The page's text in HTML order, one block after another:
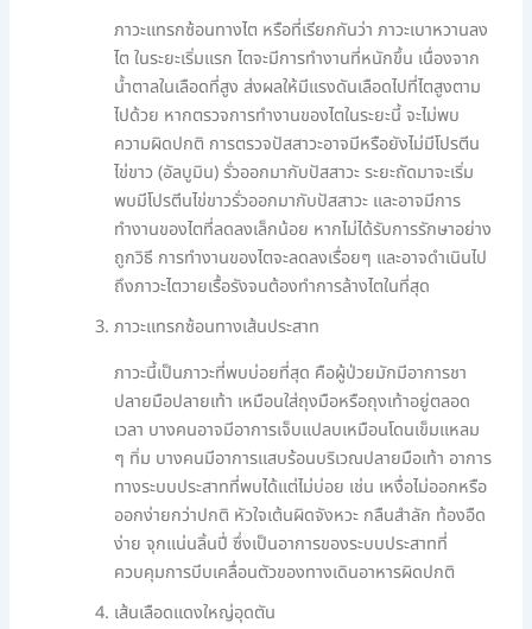
ภาวะแทรกซ้อนทางไต หรือที่เรียกกันว่า ภาวะเบาหวานลง
ไต ในระยะเริ่มแรก ไตจะมีการทำงานที่หนักขึ้น เนื่องจาก
น้ำตาลในเลือดที่สูง ส่งผลให้มีแรงดันเลือดไปที่ไตสูงตาม
ไปด้วย หากตรวจการทำงานของไตในระยะนี้ จะไม่พบ
ความผิดปกติ การตรวจปัสสาวะอาจมีหรือยังไม่มีโปรตีน
ไข่ขาว (อัลบูมิน) รั่วออกมากับปัสสาวะ ระยะถัดมาจะเริ่ม
พบมีโปรตีนไข่ขาวรั่วออกมากับปัสสาวะ และอาจมีการ
ทำงานของไตที่ลดลงเล็กน้อย หากไม่ได้รับการรักษาอย่าง
ถูกวิธี การทำงานของไตจะลดลงเรื่อยๆ และอาจดำเนินไป
ถึงภาวะไตวายเรื้อรังจนต้องทำการล้างไตในที่สุด
ภาวะแทรกซ้อนทางเส้นประสาท
ภาวะนี้เป็นภาวะที่พบบ่อยที่สุด คือผู้ป่วยมักมีอาการชา
ปลายมือปลายเท้า เหมือนใส่ถุงมือหรือถุงเท้าอยู่ตลอด
เวลา บางคนอาจมีอาการเจ็บแปลบเหมือนโดนเข็มแหลม
ๆ ทิ่ม บางคนมีอาการแสบร้อนบริเวณปลายมือเท้า อาการ
ทางระบบประสาทที่พบได้แต่ไม่บ่อย เช่น เหงื่อไม่ออกหรือ
ออกง่ายกว่าปกติ หัวใจเต้นผิดจังหวะ กลืนสำลัก ท้องอืด
ง่าย จุกแน่นลิ้นปี่ ซึ่งเป็นอาการของระบบประสาทที่
ควบคุมการบีบเคลื่อนตัวของทางเดินอาหารผิดปกติ
เส้นเลือดแดงใหญ่อุดตัน